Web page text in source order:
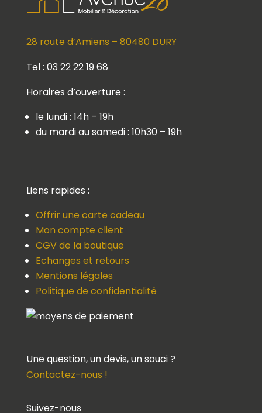
28 route d’Amiens – 80480 DURY
Tel : 03 22 22 19 68
Horaires d’ouverture :
le lundi : 14h – 19h
du mardi au samedi : 10h30 – 19h
Liens rapides :
Offrir une carte cadeau
Mon compte client
CGV de la boutique
Echanges et retours
Mentions légales
Politique de confidentialité
Une question, un devis, un souci ?
Contactez-nous !
Suivez-nous